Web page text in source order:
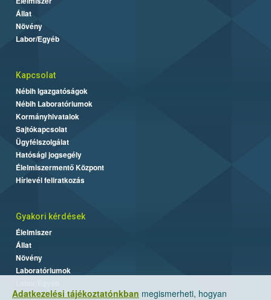
Adatkezelési tájékoztatónkban megismerheti, hogyan
Állat
Növény
Labor/Egyéb
Kapcsolat
Nébih Igazgatóságok
Nébih Laboratóriumok
Kormányhivatalok
Sajtókapcsolat
Ügyfélszolgálat
Hatósági jogsegély
Élelmiszermentő Központ
Hírlevél feliratkozás
Gyakori kérdések
Élelmiszer
Állat
Növény
Laboratóriumok